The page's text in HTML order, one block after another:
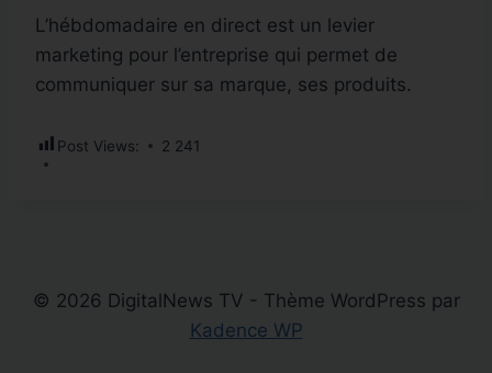
L’hébdomadaire en direct est un levier
marketing pour l’entreprise qui permet de
communiquer sur sa marque, ses produits.
Post Views: 2 241
© 2026 DigitalNews TV - Thème WordPress par
Kadence WP